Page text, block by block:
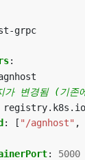
grpc
:
가 변경됨 (기
: [ "/agnhost" ,
:
5000